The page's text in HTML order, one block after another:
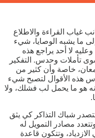
غياب القراءة والاطلاع
ما يشبه الوصايا، شيء
وعليه لا أحد يراجع هذه
تأملات وحدس. التفكير
خاصة وأن كثير من
هذه الأقوال لتصبح شيء
هو ما يحمل لب فشلك، ولا
شباك التذاكر كي يثق
مصادر التمويل له
وتتكون قاعدة